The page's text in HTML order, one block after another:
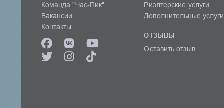
Команда "Час-Пик"
Вакансии
Контакты
Риэлтерские услуги
Дополнительные услуги
ОТЗЫВЫ
Оставить отзыв